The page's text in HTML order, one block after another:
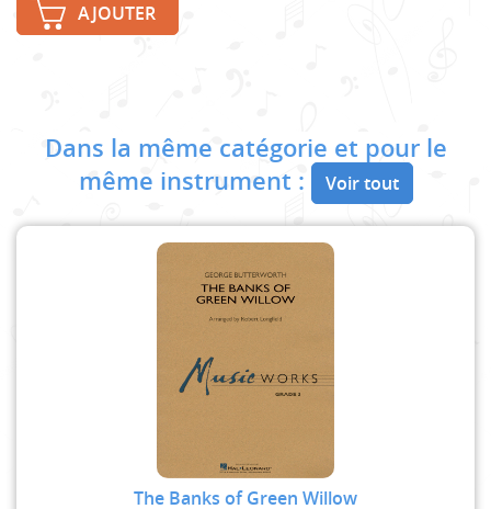
AJOUTER
Dans la même catégorie et pour le
même instrument :
Voir tout
The Banks of Green Willow